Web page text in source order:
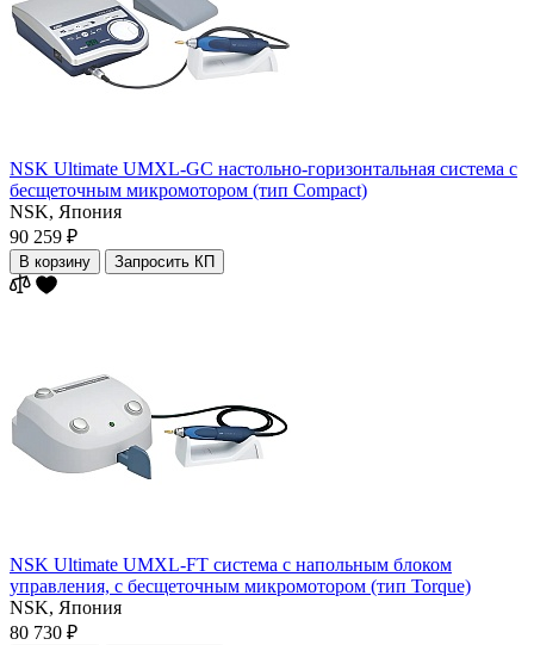
NSK Ultimate UMXL-GC настольно-горизонтальная система с
бесщеточным микромотором (тип Compact)
NSK, Япония
90 259 ₽
В корзину Запросить КП
NSK Ultimate UMXL-FT система с напольным блоком
управления, с бесщеточным микромотором (тип Torque)
NSK, Япония
80 730 ₽